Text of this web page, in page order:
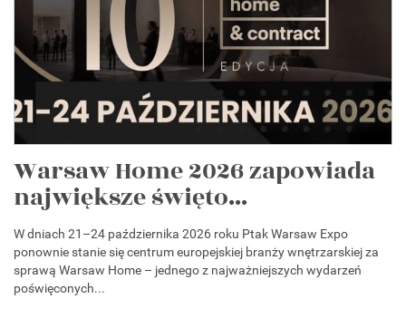
Warsaw Home 2026 zapowiada
największe święto...
W dniach 21–24 października 2026 roku Ptak Warsaw Expo
ponownie stanie się centrum europejskiej branży wnętrzarskiej za
sprawą Warsaw Home – jednego z najważniejszych wydarzeń
poświęconych...